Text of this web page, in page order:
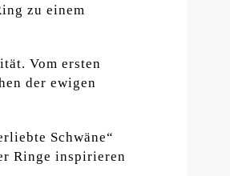
zu einem
Vom ersten
der ewigen
Schwäne“
Ringe inspirieren